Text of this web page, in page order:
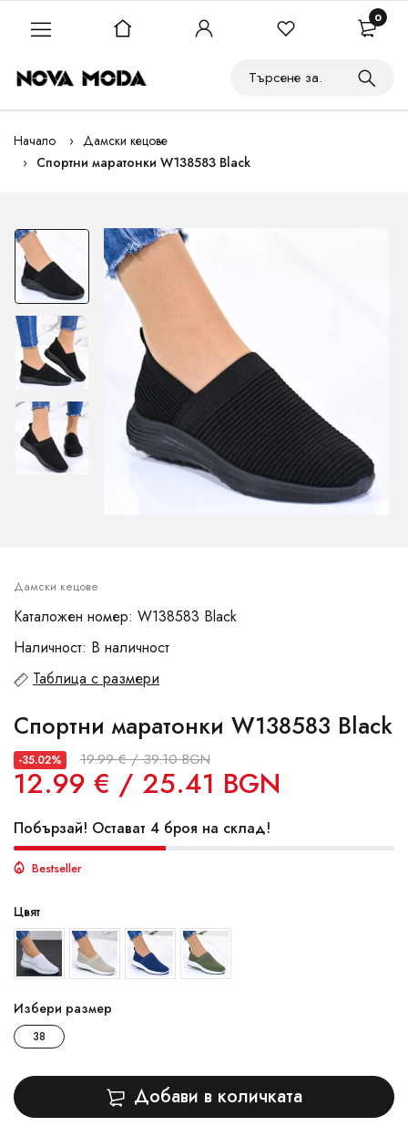
Начало
Дамски кецове
Спортни маратонки W138583 Black
Дамски кецове
Каталожен номер: W138583 Black
Наличност: В наличност
Таблица с размери
Спортни маратонки W138583 Black
-35.02% 19.99 € / 39.10 BGN
12.99 € / 25.41 BGN
Побързай! Остават 4 броя на склад!
Bestseller
Цвят
Избери размер
38
Добави в количката
0